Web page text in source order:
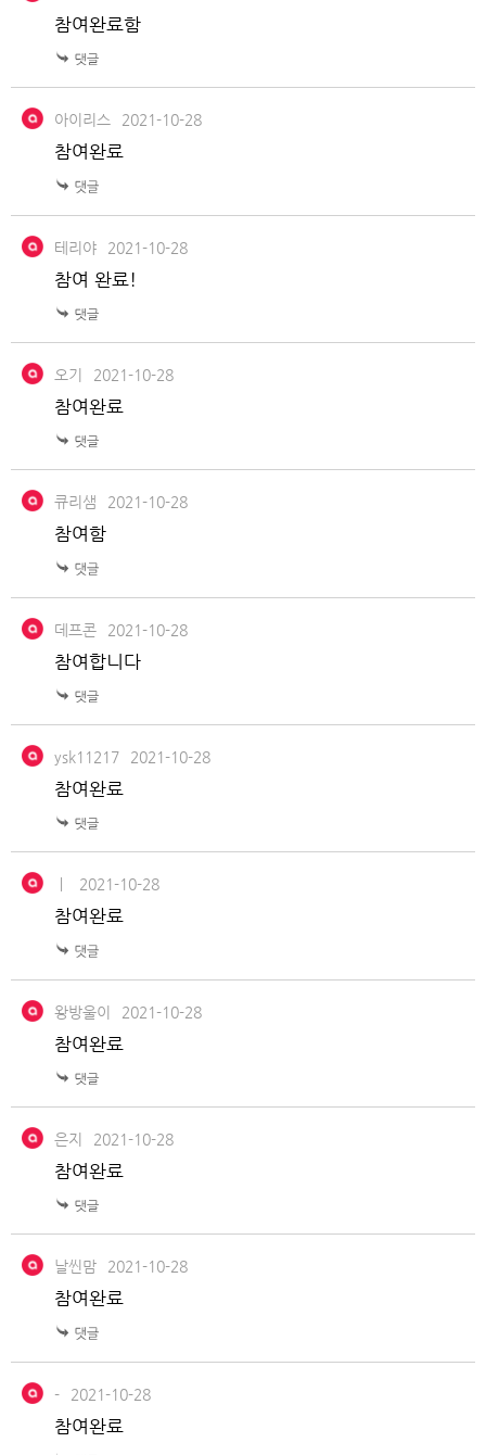
참여완료함
아이리스 2021-10-28
참여완료
테리야 2021-10-28
참여 완료!
오기 2021-10-28
참여완료
큐리샘 2021-10-28
참여함
데프콘 2021-10-28
참여합니다
ysk11217 2021-10-28
참여완료
2021-10-28
참여완료
왕방울이 2021-10-28
참여완료
은지 2021-10-28
참여완료
날씬맘 2021-10-28
참여완료
- 2021-10-28
참여완료